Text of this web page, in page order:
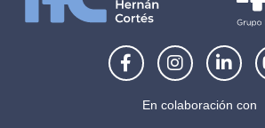
F
a
I
n
t
L
i
k
En colaboración con